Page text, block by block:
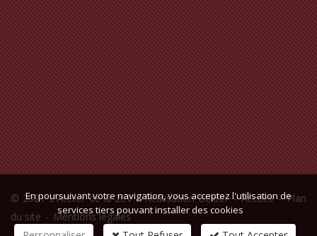
© 2021 L'Atelier de la 2CV -Réalisation Bexter -Accueil-Plan
du site - Mentions légales
En poursuivant votre navigation, vous acceptez l'utilisation de
services tiers pouvant installer des cookies